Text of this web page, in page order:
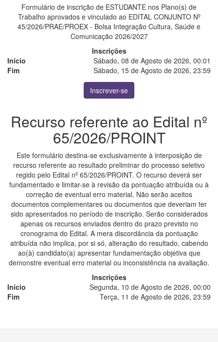
Formulário de inscrição de ESTUDANTE nos Plano(s) de
Trabalho aprovados e vinculado ao EDITAL CONJUNTO Nº
45/2026/PRAE/PROEX - Bolsa Integração Cultura, Saúde e
Comunicação 2026/2027
Inscrições
Início
Sábado, 08 de Agosto de 2026, 00:01
Fim
Sábado, 15 de Agosto de 2026, 23:59
Inscrever-se
Recurso referente ao Edital nº
65/2026/PROINT
Este formulário destina-se exclusivamente à interposição de
recurso referente ao resultado preliminar do processo seletivo
regido pelo Edital nº 65/2026/PROINT. O recurso deverá ser
fundamentado e limitar-se à revisão da pontuação atribuída ou à
correção de eventual erro material. Não serão aceitos
documentos complementares ou documentos que deveriam ter
sido apresentados no período de inscrição. Serão considerados
apenas os recursos enviados dentro do prazo previsto no
cronograma do Edital. A mera discordância da pontuação
atribuída não implica, por si só, alteração do resultado, cabendo
ao(à) candidato(a) apresentar fundamentação objetiva que
demonstre eventual erro material ou inconsistência na avaliação.
Inscrições
Início
Segunda, 10 de Agosto de 2026, 00:00
Fim
Terça, 11 de Agosto de 2026, 23:59